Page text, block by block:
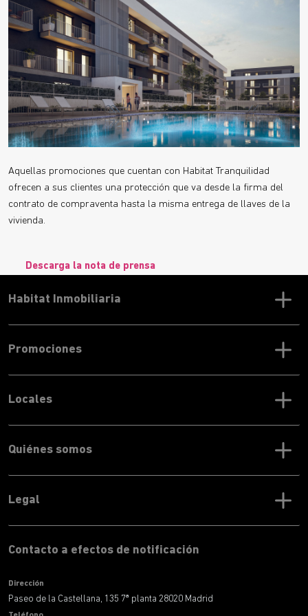
Aquellas promociones que cuentan con Habitat Tranquilidad
ofrecen a sus clientes una protección que va desde la firma del
contrato de compraventa hasta la misma entrega de llaves de la
vivienda.
Descarga la nota de prensa
Promociones
Locales
Contacto a efectos de notificación
Dirección
Paseo de la Castellana, 135 7ª planta 28020 Madrid
Quiénes somos
Legal
Habitat Inmobiliaria